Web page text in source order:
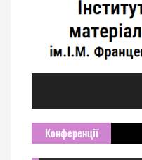
Конференції